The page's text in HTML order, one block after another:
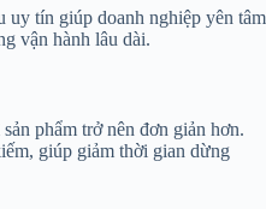
tín giúp doanh nghiệp yên tâm
vận hành lâu dài.
phẩm trở nên đơn giản hơn.
giúp giảm thời gian dừng